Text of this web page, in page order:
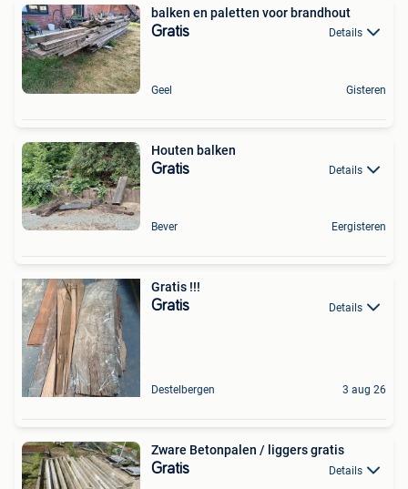
balken en paletten voor brandhout
Gratis Details
Geel Gisteren
Houten balken
Gratis Details
Bever Eergisteren
Gratis !!!
Gratis Details
Destelbergen 3 aug 26
Zware Betonpalen / liggers gratis
Gratis Details